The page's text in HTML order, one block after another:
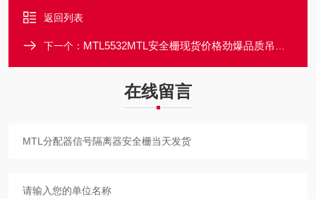
返回列表
下一个： MTL5532MTL安全栅现货价格劲爆品质吊炸天
在线留言